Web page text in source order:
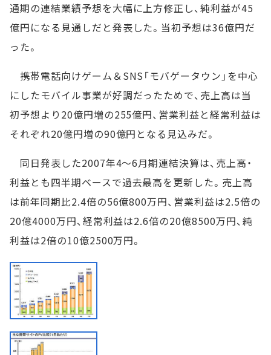
通期の連結業績予想を大幅に上方修正し、純利益が45
億円になる見通しだと発表した。当初予想は36億円だ
った。
携帯電話向けゲーム＆SNS「モバゲータウン」を中心
にしたモバイル事業が好調だったためで、売上高は当
初予想より20億円増の255億円、営業利益と経常利益は
それぞれ20億円増の90億円となる見込みだ。
同日発表した2007年4～6月期連結決算は、売上高・
利益とも四半期ベースで過去最高を更新した。売上高
は前年同期比2.4倍の56億800万円、営業利益は2.5倍の
20億4000万円、経常利益は2.6倍の20億8500万円、純
利益は2倍の10億2500万円。